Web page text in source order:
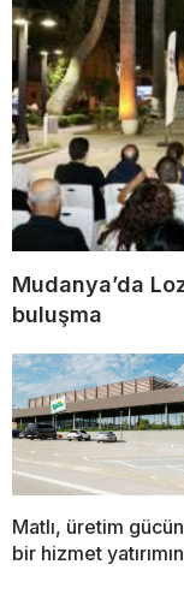
Mudanya’da
buluşma
Matlı, üretim
bir hizmet